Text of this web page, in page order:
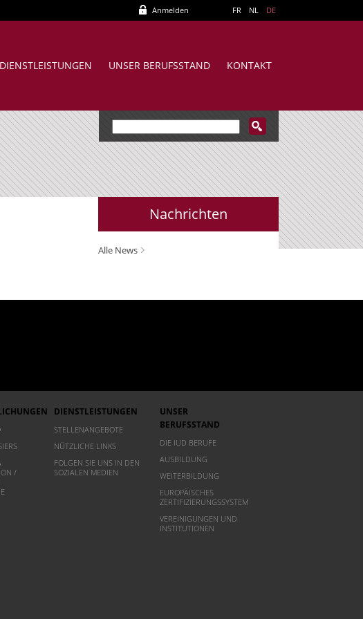
Anmelden FR NL DE
DIENSTLEISTUNGEN UNSER BERUFSSTAND KONTAKT
Nachrichten
Alle News
/
DIENSTLEISTUNGEN
STELLENANGEBOTE
NÜTZLICHE LINKS
FOLGEN SIE UNS IN DEN
SOZIALEN MEDIEN
UNSER
BERUFSSTAND
DIE IUD BERUFE
AUSBILDUNG
WEITERBILDUNG
EUROPÄISCHES
ZERTIFIZIERUNGSSYSTEM
VEREINIGUNGEN UND
INSTITUTIONEN